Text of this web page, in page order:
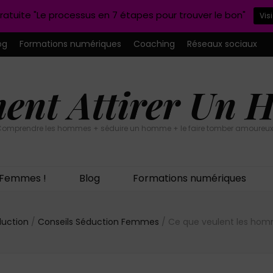
Formations numériques Coaching Réseaux sociaux
Attirer Un
les hommes + séduire un homme + le faire tomber
! Blog Formations numériques
/ Conseils Séduction Femmes / Ce que veulent les
"Le processus en 7 étapes pour trouver le bon"